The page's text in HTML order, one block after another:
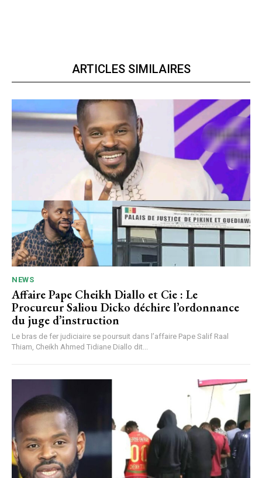
ARTICLES SIMILAIRES
NEWS
Affaire Pape Cheikh Diallo et Cie : Le
Procureur Saliou Dicko déchire l’ordonnance
du juge d’instruction
Le bras de fer judiciaire se poursuit dans l’affaire Pape Salif Raal
Thiam, Cheikh Ahmed Tidiane Diallo dit...